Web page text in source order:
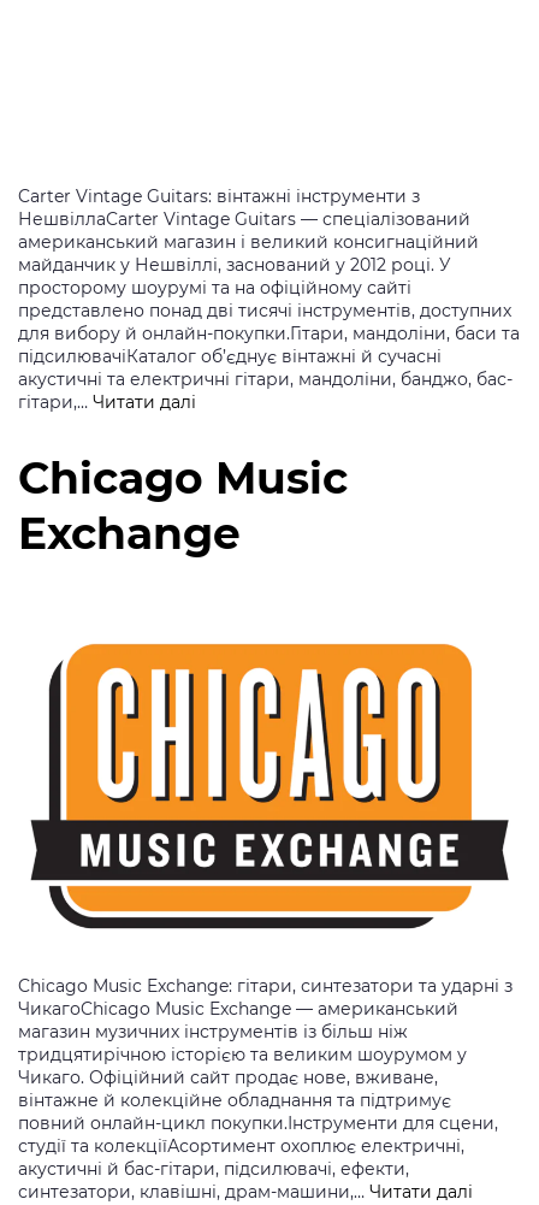
Carter Vintage Guitars: вінтажні інструменти з
НешвіллаCarter Vintage Guitars — спеціалізований
американський магазин і великий консигнаційний
майданчик у Нешвіллі, заснований у 2012 році. У
просторому шоурумі та на офіційному сайті
представлено понад дві тисячі інструментів, доступних
для вибору й онлайн-покупки.Гітари, мандоліни, баси та
підсилювачіКаталог об’єднує вінтажні й сучасні
акустичні та електричні гітари, мандоліни, банджо, бас-
гітари,… Читати далі
Chicago Music
Exchange
Chicago Music Exchange: гітари, синтезатори та ударні з
ЧикагоChicago Music Exchange — американський
магазин музичних інструментів із більш ніж
тридцятирічною історією та великим шоурумом у
Чикаго. Офіційний сайт продає нове, вживане,
вінтажне й колекційне обладнання та підтримує
повний онлайн-цикл покупки.Інструменти для сцени,
студії та колекціїАсортимент охоплює електричні,
акустичні й бас-гітари, підсилювачі, ефекти,
синтезатори, клавішні, драм-машини,… Читати далі